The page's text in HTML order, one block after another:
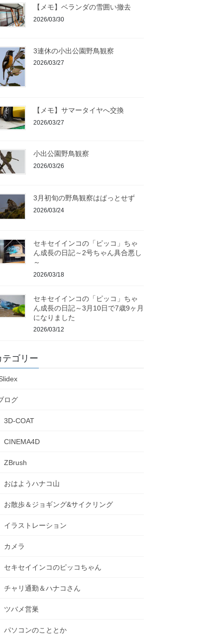
【メモ】ベランダの雪囲い撤去
2026/03/30
3連休の小出公園野鳥観察
2026/03/27
【メモ】サマータイヤへ交換
2026/03/27
小出公園野鳥観察
2026/03/26
3月初旬の野鳥観察はぱっとせず
2026/03/24
セキセイインコの「ピッコ」ちゃ
ん成長の日記～2号ちゃん具合悪し
～
2026/03/18
セキセイインコの「ピッコ」ちゃ
ん成長の日記～3月10日で7歳9ヶ月
になりました
2026/03/12
テゴリー
ログ
3D-COAT
CINEMA4D
ZBrush
おはようハナコ山
お散歩＆ジョギング&サイクリング
イラストレーション
カメラ
セキセイインコのピッコちゃん
チャリ通勤＆ハナコさん
ツバメ営巣
パソコンのこととか